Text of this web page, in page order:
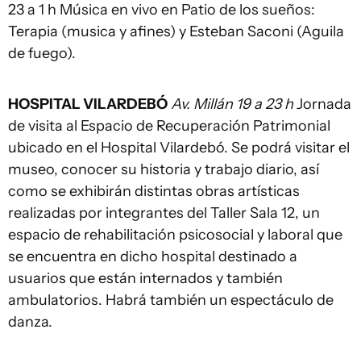
23 a 1 h Música en vivo en Patio de los sueños:
Terapia (musica y afines) y Esteban Saconi (Aguila
de fuego).
HOSPITAL VILARDEBÓAv. Millán 19 a 23 hJornada
de visita al Espacio de Recuperación Patrimonial
ubicado en el Hospital Vilardebó. Se podrá visitar el
museo, conocer su historia y trabajo diario, así
como se exhibirán distintas obras artísticas
realizadas por integrantes del Taller Sala 12, un
espacio de rehabilitación psicosocial y laboral que
se encuentra en dicho hospital destinado a
usuarios que están internados y también
ambulatorios. Habrá también un espectáculo de
danza.